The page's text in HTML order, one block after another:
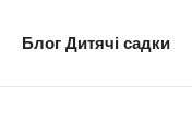
Блог Дитячі садки